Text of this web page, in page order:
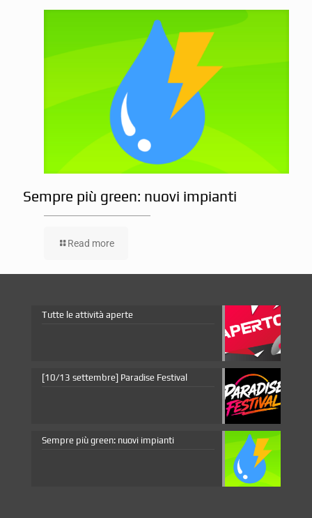
Sempre più green: nuovi impianti
Read more
Tutte le attività aperte
[10/13 settembre] Paradise Festival
Sempre più green: nuovi impianti